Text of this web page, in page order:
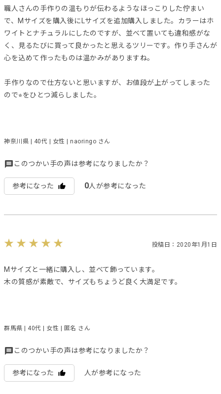
職人さんの手作りの温もりが伝わるようなほっこりした佇まい
で、Mサイズを購入後にLサイズを追加購入しました。カラーはホ
ワイトとナチュラルにしたのですが、並べて置いても違和感がな
く、見るたびに買って良かったと思えるツリーです。作り手さんが
心を込めて作ったものは温かみがありますね。
手作りなので仕方ないと思いますが、お値段が上がってしまった
ので⭐︎をひとつ減らしました。
神奈川県 | 40代 | 女性 | naoringo さん
このつかい手の声は参考になりましたか？
参考になった 0人が参考になった
投稿日：2020年1月1日
Mサイズと一緒に購入し、並べて飾っています。
木の質感が素敵で、サイズもちょうど良く大満足です。
群馬県 | 40代 | 女性 | 匿名 さん
このつかい手の声は参考になりましたか？
参考になった 人が参考になった